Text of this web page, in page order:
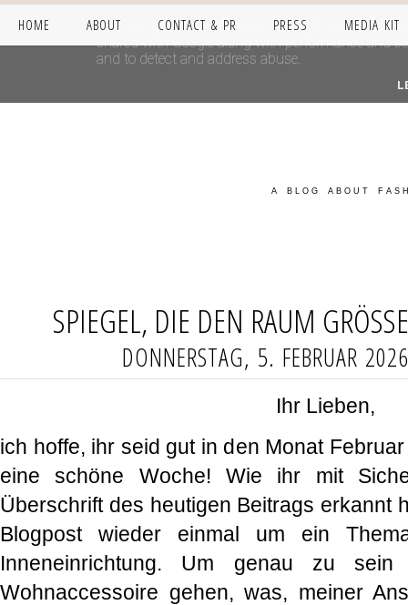
HOME ABOUT CONTACT & PR PRESS MEDIA KIT
A BLOG ABOUT
SPIEGEL, DIE DEN RAUM
DONNERSTAG, 5. FEBRUAR 2026
Ihr Lieben,
ich hoffe, ihr seid gut in den Monat
eine schöne Woche! Wie ihr mit
Überschrift des heutigen Beitrags erkannt
Blogpost wieder einmal um ein
Inneneinrichtung. Um genau zu
Wohnaccessoire gehen, was, meiner
This site uses cookies from Google to deliver its
shared with Google along with performance and
and to detect and address abuse.